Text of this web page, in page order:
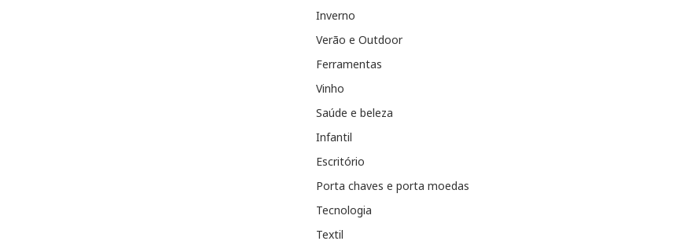
Inverno
Verão e Outdoor
Ferramentas
Vinho
Saúde e beleza
Infantil
Escritório
Porta chaves e porta moedas
Tecnologia
Textil